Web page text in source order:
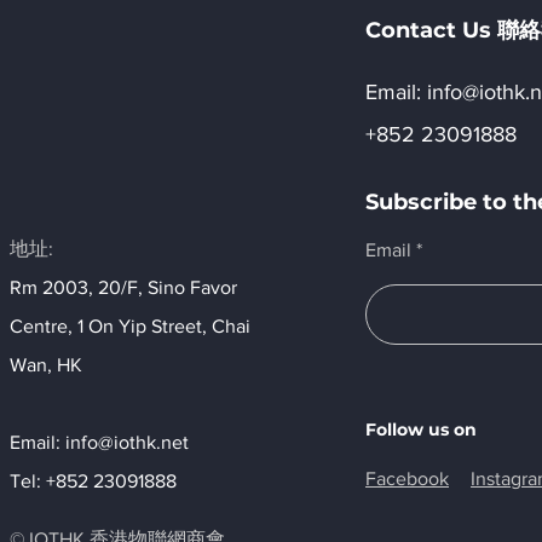
地址:
Rm 2003, 20/F, Sino Favor
Centre, 1 On Yip Street, Chai
Wan, HK​
Email: info@iothk.net
Tel: +852 23091888
Contact Us 聯
Email:​
+852 23091888
Subscribe to
Email
Follow us on
Facebook